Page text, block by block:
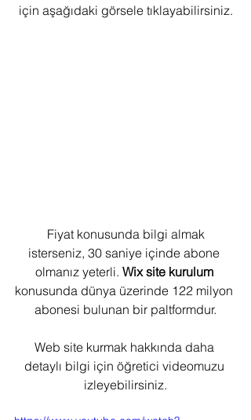
için aşağıdaki görsele tıklayabilirsiniz.
isterseniz, 30 saniye içinde abone
olmanız yeterli. Wix site kurulum
konusunda dünya üzerinde 122 milyon
abonesi bulunan bir paltformdur.
Web site kurmak hakkında daha
detaylı bilgi için öğretici videomuzu
izleyebilirsiniz.